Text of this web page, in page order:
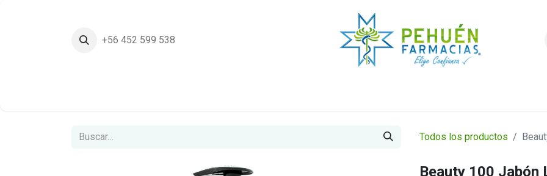
+56 452 599 538
Todos los productos
Beauty 100 Jabón